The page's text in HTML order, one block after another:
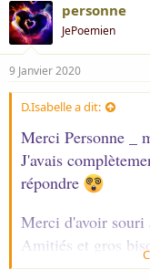
personne
JePoemien
9 Janvier 2020
D.Isabelle a dit:
Merci Personne _
J'avais
répondre
Merci d'avoir souri
Amitiés et gros
IsabelleVoir la pièce